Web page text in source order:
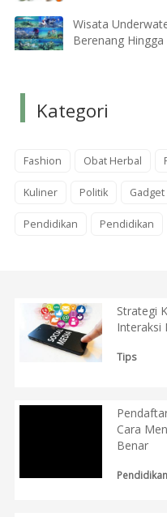
Wisata
Berenang
Kategori
Fashion Obat Herbal
Kuliner Politik Gadget
Pendidikan Pendidikan
Strategi
Interaksi
Tips
Cara
Benar
Pendidikan